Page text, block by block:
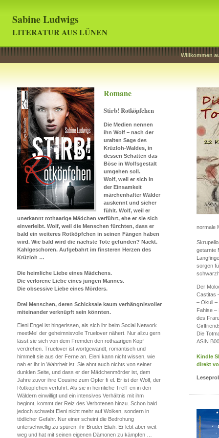
Sabine Ludwigs
LITERATUR AUS LÜNEN
Willkommen
Romane
Stirb! Rotköpfchen
Die Medien nennen
ihn Wolf – nach der
uralten Sage des
Krüzloh-Waldes, in
dessen Schatten das
Böse in Wolfsgestalt
umgehen soll.
Wolf, weil er sich in
der Einsamkeit
märchenhafter Wälder
auskennt und sicher
fühlt. Wolf, weil er
unerkannt rothaarige Mädchen verführt, ehe er sie sich
einverleibt. Wolf, weil die Menschen fürchten, dass er
bald ein weiteres Rotköpfchen in seinen Fängen haben
wird. Wie bald wird die nächste Tote gefunden? Nackt.
Kahlgeschoren. Aufgebahrt im finsteren Herzen des
Krüzloh …
Die heimliche Liebe eines Mädchens.
Die verlorene Liebe eines jungen Mannes.
Die obsessive Liebe eines Mörders.
Drei Menschen, deren Schicksale kaum verhängnisvoller
miteinander verknüpft sein könnten.
Eleni Engel ist hingerissen, als sich ihr beim Social Network
meetMe! der geheimnisvolle Truelover nähert. Nur allzu gern
lässt sie sich von dem Fremden den rothaarigen Kopf
verdrehen. Truelover ist wortgewandt, romantisch und
himmelt sie aus der Ferne an. Eleni kann nicht wissen, wie
nah er ihr in Wahrheit ist. Sie ahnt auch nichts von seiner
dunklen Seite, und dass er der Mädchenmörder ist, dem
Jahre zuvor ihre Cousine zum Opfer ﬁ el. Er ist der Wolf, der
Rotköpfchen verführt. Als sie in heimliche Treﬀ en in den
Wäldern einwilligt und ein intensives Verhältnis mit ihm
beginnt, kommt der Reiz des Verbotenen hinzu. Schon bald
jedoch schwebt Eleni nicht mehr auf Wolken, sondern in
tödlicher Gefahr. Nur einer scheint die Bedrohung
unterschwellig zu spüren: ihr Bruder Eliah. Er lebt aber weit
weg und hat mit seinen eigenen Dämonen zu kämpfen …
normale
getarnte
sorgen
Der
Castitas
– Okuli –
Fahise –
des
Die
ASIN
Kindle
direkt